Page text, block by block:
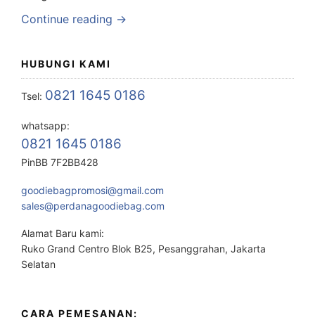
Continue reading →
HUBUNGI KAMI
Tsel: 0821 1645 0186
whatsapp:
0821 1645 0186
PinBB 7F2BB428
goodiebagpromosi@gmail.com
sales@perdanagoodiebag.com
Alamat Baru kami:
Ruko Grand Centro Blok B25, Pesanggrahan, Jakarta
Selatan
CARA PEMESANAN: